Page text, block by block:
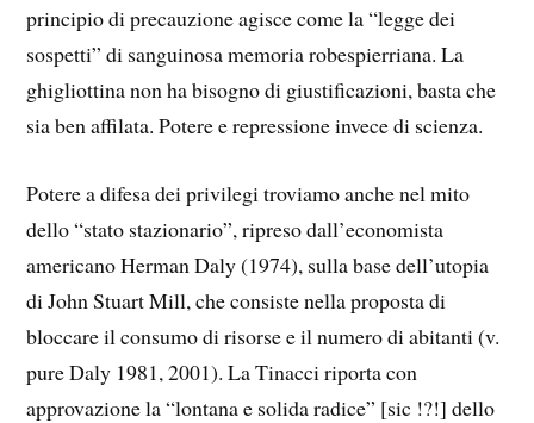
principio di precauzione agisce come la “legge dei
sospetti” di sanguinosa memoria robespierriana. La
ghigliottina non ha bisogno di giustificazioni, basta che
sia ben affilata. Potere e repressione invece di scienza.
Potere a difesa dei privilegi troviamo anche nel mito
dello “stato stazionario”, ripreso dall’economista
americano Herman Daly (1974), sulla base dell’utopia
di John Stuart Mill, che consiste nella proposta di
bloccare il consumo di risorse e il numero di abitanti (v.
pure Daly 1981, 2001). La Tinacci riporta con
approvazione la “lontana e solida radice” [sic !?!] dello